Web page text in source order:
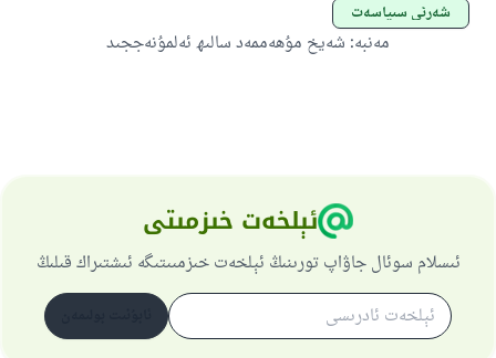
شەرئى سىياسەت
مەنبە: شەيخ مۇھەممەد سالىھ ئەلمۇنەججىد
ئېلخەت خىزمىتى
ئىسلام سوئال جاۋاپ تورىنىڭ ئېلخەت خىزمىىتىگە ئىشتىراك قىلىڭ